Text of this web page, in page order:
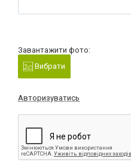
Завантажити фото:
Вибрати
Авторизуватись